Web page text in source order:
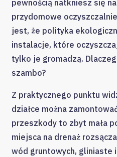
pewnością natkniesz się
przydomowe
jest, że polityka
instalacje, które
tylko je gromadzą.
szambo?
Z praktycznego punktu
działce można
przeszkody to zbyt mała
miejsca na drenaż
wód gruntowych, gliniaste